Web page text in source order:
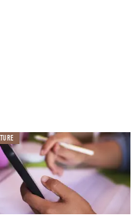
こと
人生♡』
が上がります！
う！！